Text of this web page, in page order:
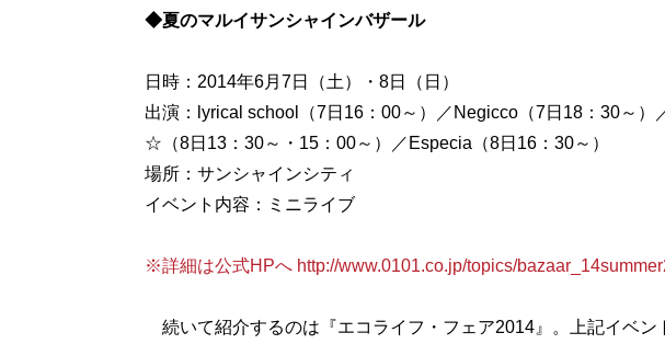
◆夏のマルイサンシャインバザール
日時：2014年6月7日（土）・8日（日）
出演：lyrical school（7日16：00～）／Negicco（7日18：30～）
☆（8日13：30～・15：00～）／Especia（8日16：30～）
場所：サンシャインシティ
イベント内容：ミニライブ
※詳細は公式HPへ http://www.0101.co.jp/topics/
続いて紹介するのは『エコライフ・フェア2014』。上記イベン